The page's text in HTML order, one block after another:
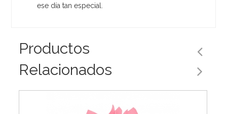
ese día tan especial.
Productos
Relacionados